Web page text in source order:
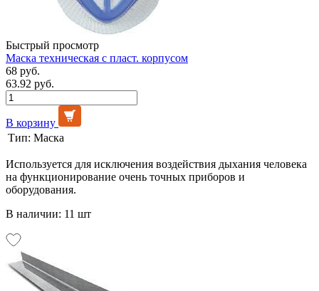
Быстрый просмотр
Маска техническая с пласт. корпусом
68 руб.
63.92 руб.
В корзину
Тип: Маска
Используется для исключения воздействия дыхания человека
на функционирование очень точных приборов и
оборудования.
В наличии: 11 шт